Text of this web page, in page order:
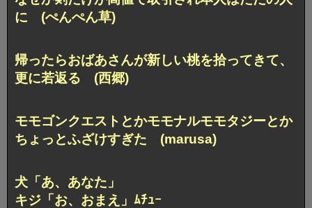
に (ぺんぺん草)
帰ったらおばあさんが新しい桃を拾ってきて、
更に若返る (西郷)
モモゴンクエストとかモモナルモモタジーとか
ちょっとふざけすぎた (marusa)
犬「あ、あなた」
キジ「お、おまえ」ﾑﾁｭｰ